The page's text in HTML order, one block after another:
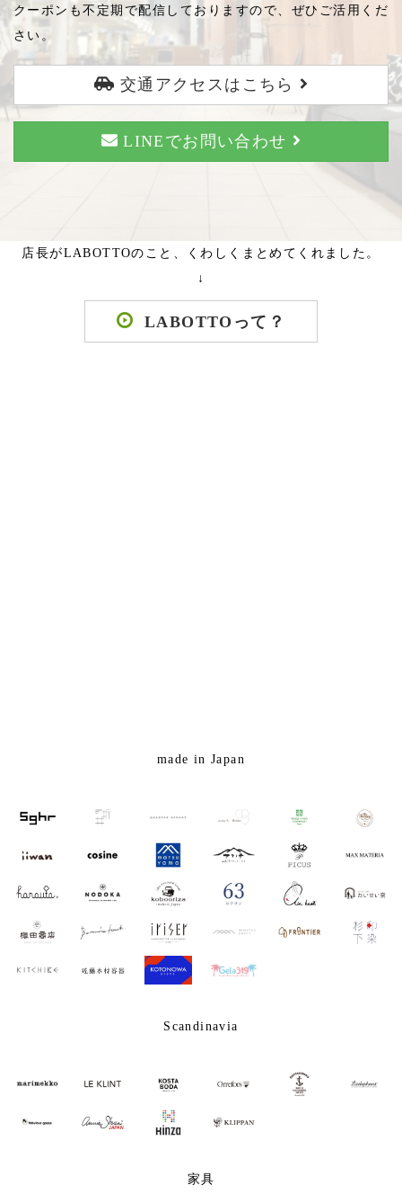
クーポンも不定期で配信しておりますので、ぜひご活用くだ
さい。
交通アクセスはこちら
LINEでお問い合わせ
店長がLABOTTOのこと、くわしくまとめてくれました。
↓
LABOTTOって？
made in Japan
Scandinavia
家具